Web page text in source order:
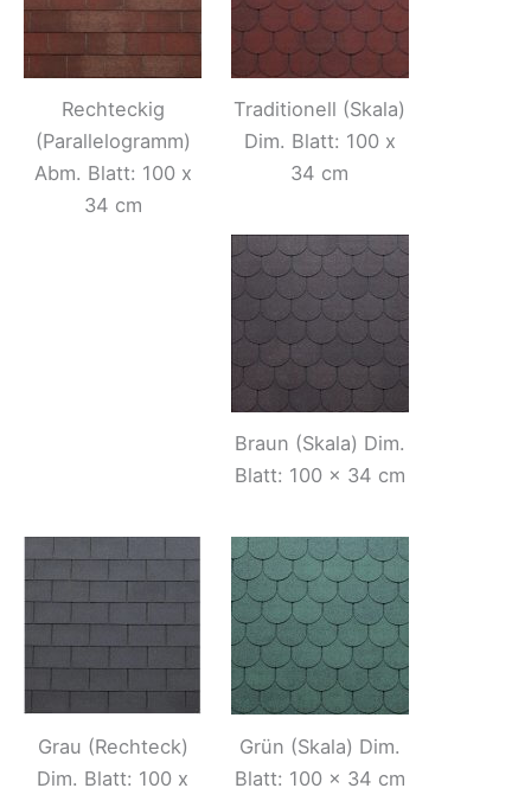
Rechteckig
(Parallelogramm)
Abm. Blatt: 100 x
34 cm
Traditionell (Skala)
Dim. Blatt: 100 x
34 cm
Braun (Skala) Dim.
Blatt: 100 x 34 cm
Grau (Rechteck)
Dim. Blatt: 100 x
Grün (Skala) Dim.
Blatt: 100 x 34 cm